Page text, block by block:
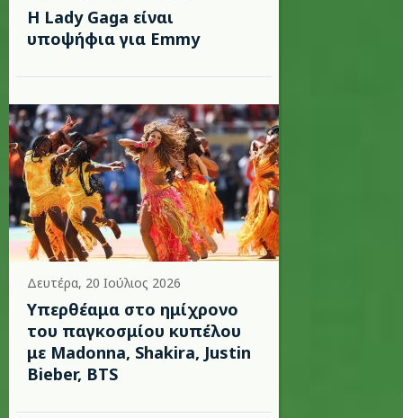
Η Lady Gaga είναι
υποψήφια για Emmy
Δευτέρα, 20 Ιούλιος 2026
Υπερθέαμα στο ημίχρονο
του παγκοσμίου κυπέλου
με Madonna, Shakira, Justin
Bieber, BTS